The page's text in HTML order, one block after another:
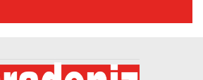
🔴🔵KARADENİZ FIRTINASI |
05.12.2024